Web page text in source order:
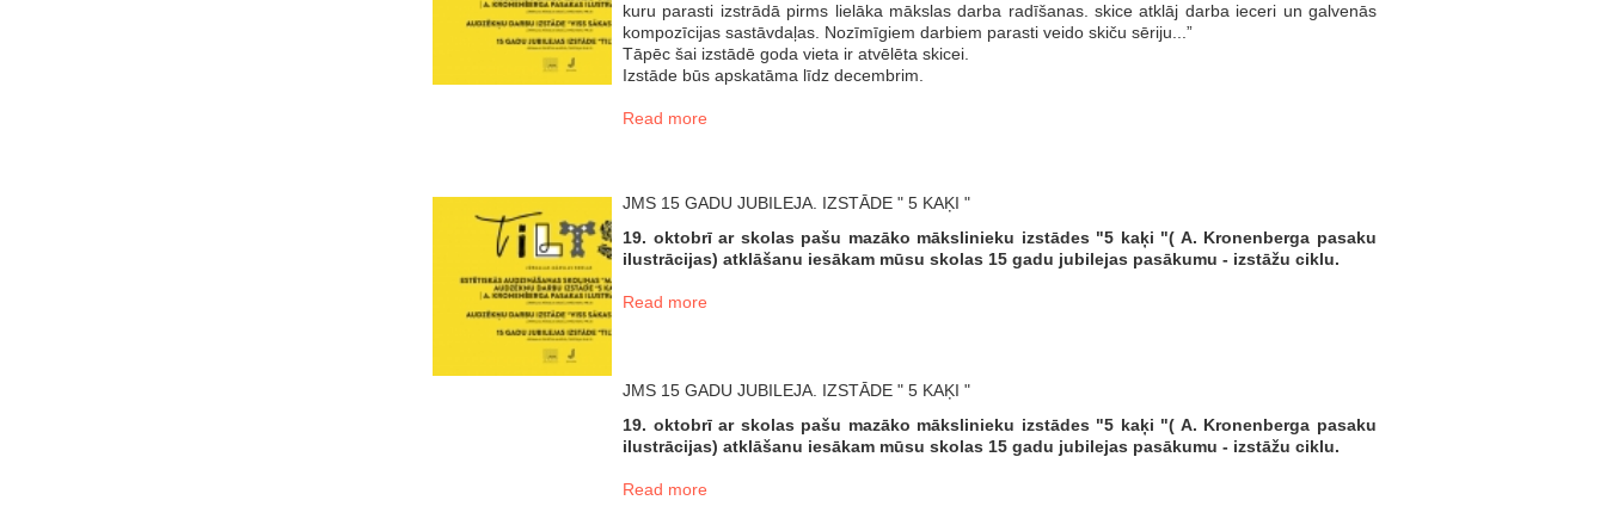
kuru parasti izstrādā pirms lielāka mākslas darba radīšanas. skice atklāj darba ieceri un galvenās
kompozīcijas sastāvdaļas. Nozīmīgiem darbiem parasti veido skiču sēriju...”
Tāpēc šai izstādē goda vieta ir atvēlēta skicei.
Izstāde būs apskatāma līdz decembrim.
Read more
JMS 15 GADU JUBILEJA. IZSTĀDE " 5 KAĶI "
19. oktobrī ar skolas pašu mazāko mākslinieku izstādes "5 kaķi "( A. Kronenberga pasaku
ilustrācijas) atklāšanu iesākam mūsu skolas 15 gadu jubilejas pasākumu - izstāžu ciklu.
Read more
JMS 15 GADU JUBILEJA. IZSTĀDE " 5 KAĶI "
19. oktobrī ar skolas pašu mazāko mākslinieku izstādes "5 kaķi "( A. Kronenberga pasaku
ilustrācijas) atklāšanu iesākam mūsu skolas 15 gadu jubilejas pasākumu - izstāžu ciklu.
Read more